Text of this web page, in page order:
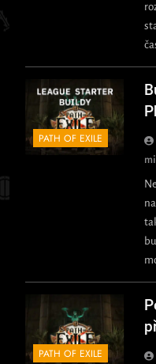
PATH OF EXILE
PATH OF EXILE